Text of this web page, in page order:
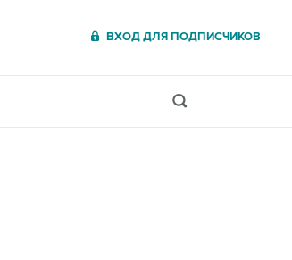
ВХОД ДЛЯ ПОДПИСЧИКОВ